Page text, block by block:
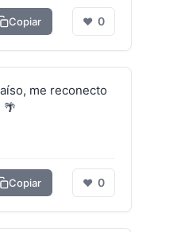
Copiar ❤ 0
me reconecto
🌴
Copiar ❤ 0